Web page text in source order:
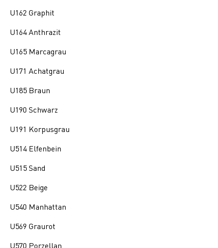
U162 Graphit
U164 Anthrazit
U165 Marcagrau
U171 Achatgrau
U185 Braun
U190 Schwarz
U191 Korpusgrau
U514 Elfenbein
U515 Sand
U522 Beige
U540 Manhattan
U569 Graurot
U570 Porzellan